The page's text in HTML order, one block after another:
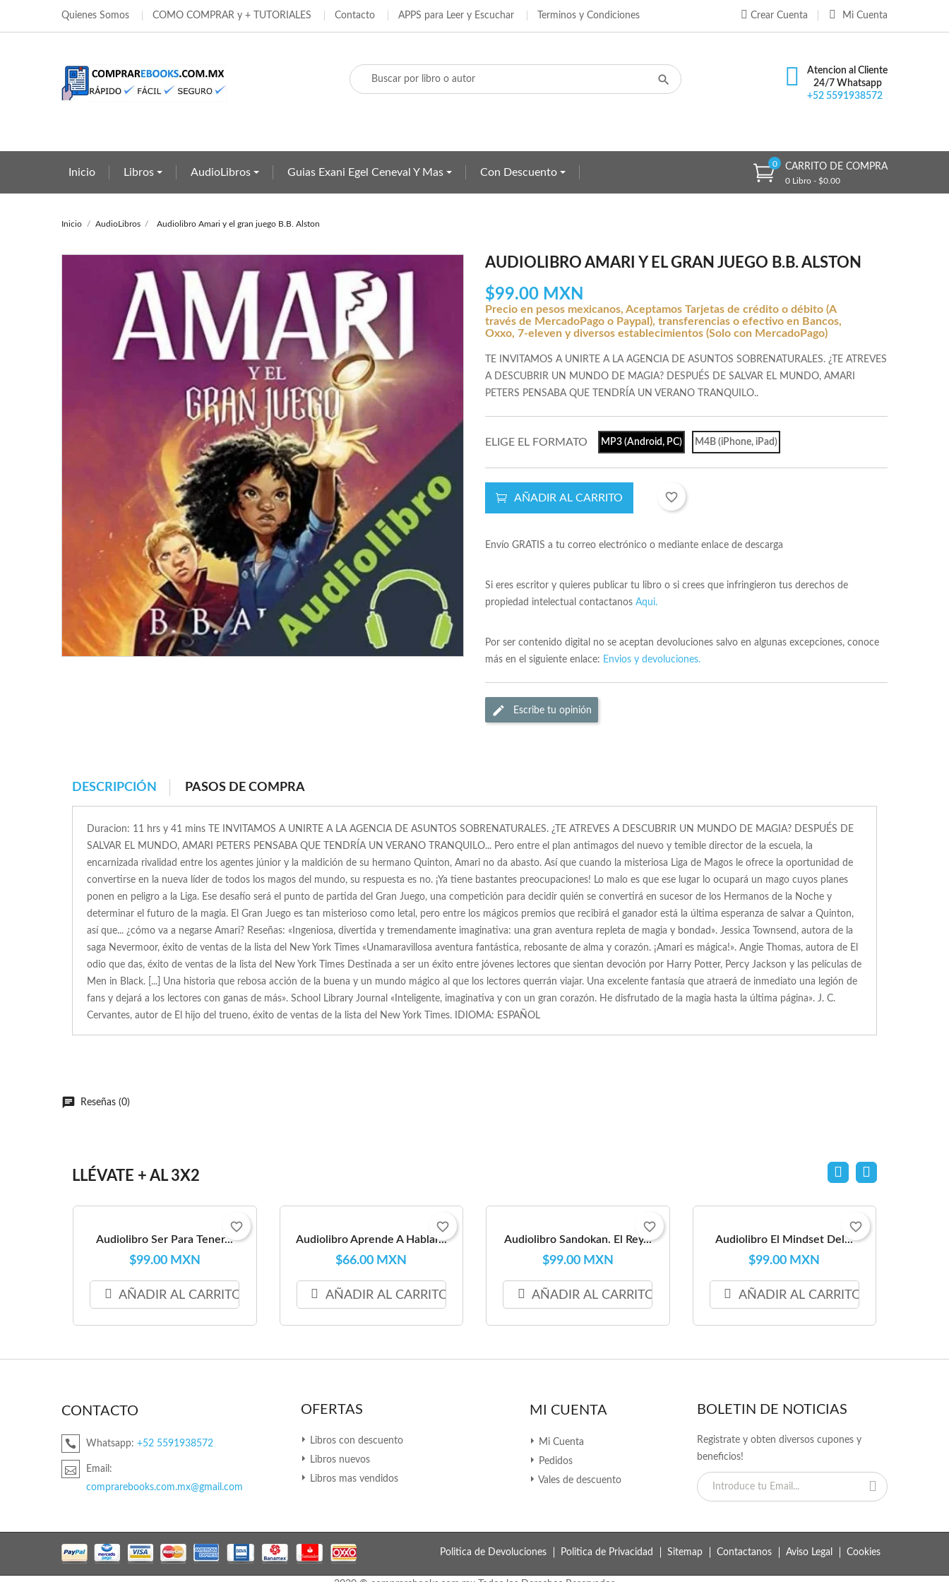
×
Crear nueva lista
×
Nombre de la lista de deseos
×
Debe iniciar sesión para guardar productos en su lista de deseos.
Quienes Somos COMO COMPRAR y + TUTORIALES Contacto APPS para Leer y Escuchar Terminos y Condiciones Mi Cuenta
Crear Cuenta
Atencion al Cliente
24/7 Whatsapp
+52 5591938572
CARRITO DE COMPRA
0 Libro - $0.00
0
Inicio Libros AudioLibros Guias Exani Egel Ceneval Y Mas Con Descuento
Inicio AudioLibros Audiolibro Amari y el gran juego B.B. Alston
AUDIOLIBRO AMARI Y EL GRAN JUEGO B.B. ALSTON
$99.00 MXN
Precio en pesos mexicanos, Aceptamos Tarjetas de crédito o débito (A
través de MercadoPago o Paypal), transferencias o efectivo en Bancos,
Oxxo, 7-eleven y diversos establecimientos (Solo con MercadoPago)
TE INVITAMOS A UNIRTE A LA AGENCIA DE ASUNTOS SOBRENATURALES. ¿TE ATREVES
A DESCUBRIR UN MUNDO DE MAGIA? DESPUÉS DE SALVAR EL MUNDO, AMARI
PETERS PENSABA QUE TENDRÍA UN VERANO TRANQUILO..
ELIGE EL FORMATO MP3 (Android, PC) M4B (iPhone, iPad)
AÑADIR AL CARRITO favorite_border
Envío GRATIS a tu correo electrónico o mediante enlace de descarga
Si eres escritor y quieres publicar tu libro o si crees que infringieron tus derechos de
propiedad intelectual contactanos Aqui.
Por ser contenido digital no se aceptan devoluciones salvo en algunas excepciones, conoce
más en el siguiente enlace: Envios y devoluciones.
Escribe tu opinión
DESCRIPCIÓN PASOS DE COMPRA
Duracion: 11 hrs y 41 mins TE INVITAMOS A UNIRTE A LA AGENCIA DE ASUNTOS SOBRENATURALES. ¿TE ATREVES A DESCUBRIR UN MUNDO DE MAGIA? DESPUÉS DE
SALVAR EL MUNDO, AMARI PETERS PENSABA QUE TENDRÍA UN VERANO TRANQUILO... Pero entre el plan antimagos del nuevo y temible director de la escuela, la
encarnizada rivalidad entre los agentes júnior y la maldición de su hermano Quinton, Amari no da abasto. Así que cuando la misteriosa Liga de Magos le ofrece la oportunidad de
convertirse en la nueva líder de todos los magos del mundo, su respuesta es no. ¡Ya tiene bastantes preocupaciones! Lo malo es que ese lugar lo ocupará un mago cuyos planes
ponen en peligro a la Liga. Ese desafío será el punto de partida del Gran Juego, una competición para decidir quién se convertirá en sucesor de los Hermanos de la Noche y
determinar el futuro de la magia. El Gran Juego es tan misterioso como letal, pero entre los mágicos premios que recibirá el ganador está la última esperanza de salvar a Quinton,
así que... ¿cómo va a negarse Amari? Reseñas: «Ingeniosa, divertida y tremendamente imaginativa: una gran aventura repleta de magia y bondad». Jessica Townsend, autora de la
saga Nevermoor, éxito de ventas de la lista del New York Times «Unamaravillosa aventura fantástica, rebosante de alma y corazón. ¡Amari es mágica!». Angie Thomas, autora de El
odio que das, éxito de ventas de la lista del New York Times Destinada a ser un éxito entre jóvenes lectores que sientan devoción por Harry Potter, Percy Jackson y las películas de
Men in Black. [...] Una historia que rebosa acción de la buena y un mundo mágico al que los lectores querrán viajar. Una excelente fantasía que atraerá de inmediato una legión de
fans y dejará a los lectores con ganas de más». School Library Journal «Inteligente, imaginativa y con un gran corazón. He disfrutado de la magia hasta la última página». J. C.
Cervantes, autor de El hijo del trueno, éxito de ventas de la lista del New York Times. IDIOMA: ESPAÑOL
Reseñas (0)
LLÉVATE + AL 3X2
Audiolibro Ser Para Tener...
$99.00 MXN
AÑADIR AL CARRITO
favorite_border
Audiolibro Aprende A Hablar...
$66.00 MXN
AÑADIR AL CARRITO
favorite_border
Audiolibro Sandokan. El Rey...
$99.00 MXN
AÑADIR AL CARRITO
favorite_border
Audiolibro El Mindset Del...
$99.00 MXN
AÑADIR AL CARRITO
favorite_border
CONTACTO
Whatsapp: +52 5591938572
Email:
comprarebooks.com.mx@gmail.com
OFERTAS
Libros con descuento
Libros nuevos
Libros mas vendidos
MI CUENTA
Mi Cuenta
Pedidos
Vales de descuento
BOLETIN DE NOTICIAS
Registrate y obten diversos cupones y
beneficios!
Politica de Devoluciones Politica de Privacidad Sitemap Contactanos Aviso Legal Cookies